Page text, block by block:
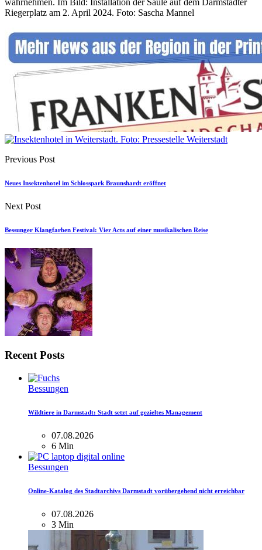
Riegerplatz am 2. April 2024. Foto: Sascha Mannel
Previous Post
Neues Insektenhotel im Schlosspark Braunshardt eröffnet
Next Post
Bessunger Klangfarben Festival: Vier Acts auf einer musikalischen Reise
Recent Posts
Bessungen
Wildtiere in Darmstadt: Stadt setzt auf gezieltes Management
07.08.2026
6 Min
Bessungen
Online-Katalog des Stadtarchivs Darmstadt vorübergehend nicht erreichbar
07.08.2026
3 Min